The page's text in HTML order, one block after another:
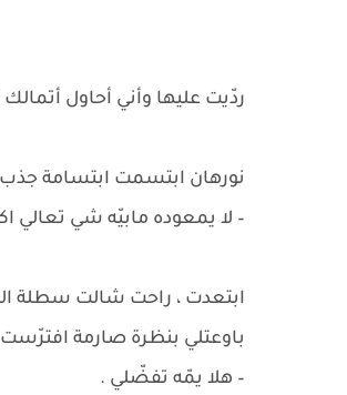
ردّيت عليها وأني أحاول
نورهان ابتسمت ابتسامة
– لا يمعوده مابيّه شي تعالي
ابتعدت ، راحت شالت سطلة
باوعتلي بنظرة صارمة
– هلا يمّه تفضّلي .